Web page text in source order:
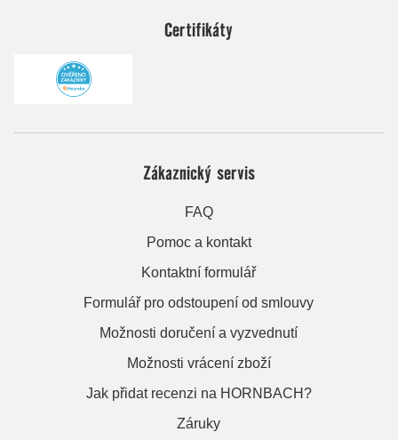
Certifikáty
Zákaznický servis
FAQ
Pomoc a kontakt
Kontaktní formulář
Formulář pro odstoupení od smlouvy
Možnosti doručení a vyzvednutí
Možnosti vrácení zboží
Jak přidat recenzi na HORNBACH?
Záruky